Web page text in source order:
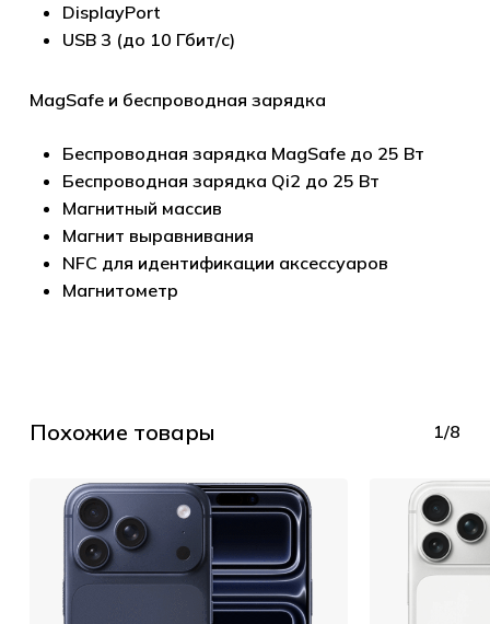
DisplayPort
USB 3 (до 10 Гбит/с)
MagSafe и беспроводная зарядка
Беспроводная зарядка MagSafe до 25 Вт
Беспроводная зарядка Qi2 до 25 Вт
Магнитный массив
Магнит выравнивания
NFC для идентификации аксессуаров
Магнитометр
Похожие товары 1/8